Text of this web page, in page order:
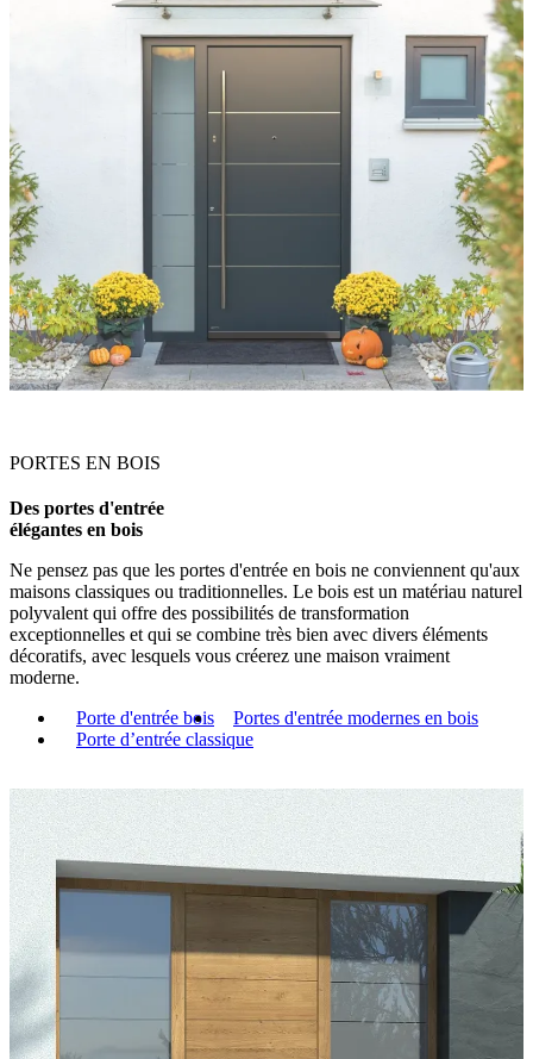
PORTES EN BOIS
Des portes d'entrée
élégantes en bois
Ne pensez pas que les portes d'entrée en bois ne conviennent qu'aux
maisons classiques ou traditionnelles. Le bois est un matériau naturel
polyvalent qui offre des possibilités de transformation
exceptionnelles et qui se combine très bien avec divers éléments
décoratifs, avec lesquels vous créerez une maison vraiment
moderne.
Porte d'entrée bois
Portes d'entrée modernes en bois
Porte d’entrée classique